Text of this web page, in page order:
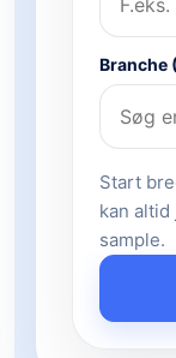
Branche
Start
kan
sample.